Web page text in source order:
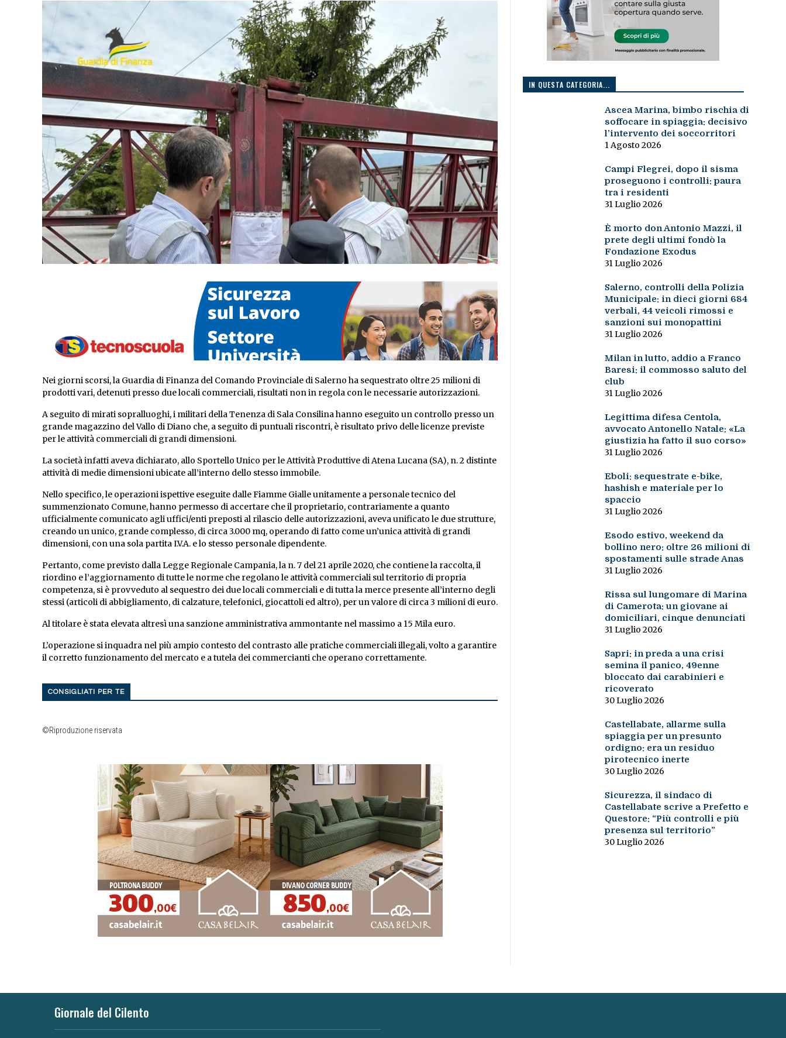
Nei giorni scorsi, la Guardia di Finanza del Comando Provinciale di Salerno ha sequestrato oltre 25 milioni di
prodotti vari, detenuti presso due locali commerciali, risultati non in regola con le necessarie autorizzazioni.
A seguito di mirati sopralluoghi, i militari della Tenenza di Sala Consilina hanno eseguito un controllo presso un
grande magazzino del Vallo di Diano che, a seguito di puntuali riscontri, è risultato privo delle licenze previste
per le attività commerciali di grandi dimensioni.
La società infatti aveva dichiarato, allo Sportello Unico per le Attività Produttive di Atena Lucana (SA), n. 2 distinte
attività di medie dimensioni ubicate all’interno dello stesso immobile.
Nello specifico, le operazioni ispettive eseguite dalle Fiamme Gialle unitamente a personale tecnico del
summenzionato Comune, hanno permesso di accertare che il proprietario, contrariamente a quanto
ufficialmente comunicato agli uffici/enti preposti al rilascio delle autorizzazioni, aveva unificato le due strutture,
creando un unico, grande complesso, di circa 3.000 mq, operando di fatto come un’unica attività di grandi
dimensioni, con una sola partita I.V.A. e lo stesso personale dipendente.
Pertanto, come previsto dalla Legge Regionale Campania, la n. 7 del 21 aprile 2020, che contiene la raccolta, il
riordino e l’aggiornamento di tutte le norme che regolano le attività commerciali sul territorio di propria
competenza, si è provveduto al sequestro dei due locali commerciali e di tutta la merce presente all’interno degli
stessi (articoli di abbigliamento, di calzature, telefonici, giocattoli ed altro), per un valore di circa 3 milioni di euro.
Al titolare è stata elevata altresì una sanzione amministrativa ammontante nel massimo a 15 Mila euro.
L’operazione si inquadra nel più ampio contesto del contrasto alle pratiche commerciali illegali, volto a garantire
il corretto funzionamento del mercato e a tutela dei commercianti che operano correttamente.
CONSIGLIATI PER TE
©Riproduzione riservata
IN QUESTA CATEGORIA...
Ascea Marina, bimbo rischia di
soffocare in spiaggia: decisivo
l’intervento dei soccorritori
1 Agosto 2026
Campi Flegrei, dopo il sisma
proseguono i controlli: paura
tra i residenti
31 Luglio 2026
È morto don Antonio Mazzi, il
prete degli ultimi fondò la
Fondazione Exodus
31 Luglio 2026
Salerno, controlli della Polizia
Municipale: in dieci giorni 684
verbali, 44 veicoli rimossi e
sanzioni sui monopattini
31 Luglio 2026
Milan in lutto, addio a Franco
Baresi: il commosso saluto del
club
31 Luglio 2026
Legittima difesa Centola,
avvocato Antonello Natale: «La
giustizia ha fatto il suo corso»
31 Luglio 2026
Eboli: sequestrate e-bike,
hashish e materiale per lo
spaccio
31 Luglio 2026
Esodo estivo, weekend da
bollino nero: oltre 26 milioni di
spostamenti sulle strade Anas
31 Luglio 2026
Rissa sul lungomare di Marina
di Camerota: un giovane ai
domiciliari, cinque denunciati
31 Luglio 2026
Sapri: in preda a una crisi
semina il panico, 49enne
bloccato dai carabinieri e
ricoverato
30 Luglio 2026
Castellabate, allarme sulla
spiaggia per un presunto
ordigno: era un residuo
pirotecnico inerte
30 Luglio 2026
Sicurezza, il sindaco di
Castellabate scrive a Prefetto e
Questore: “Più controlli e più
presenza sul territorio”
30 Luglio 2026
Giornale del Cilento